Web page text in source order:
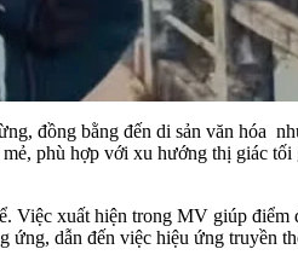
đồng bằng đến di sản văn hóa
phù hợp với xu hướng thị giác
Việc xuất hiện trong MV giúp
dẫn đến việc hiệu ứng truyền